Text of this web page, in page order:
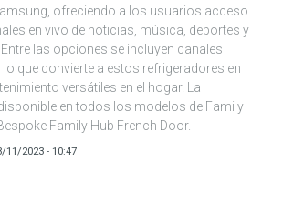
ofreciendo a los usuarios acceso
en vivo de noticias, música, deportes y
las opciones se incluyen canales
que convierte a estos refrigeradores en
versátiles en el hogar. La
en todos los modelos de Family
Family Hub French Door.
11/2023 - 10:47